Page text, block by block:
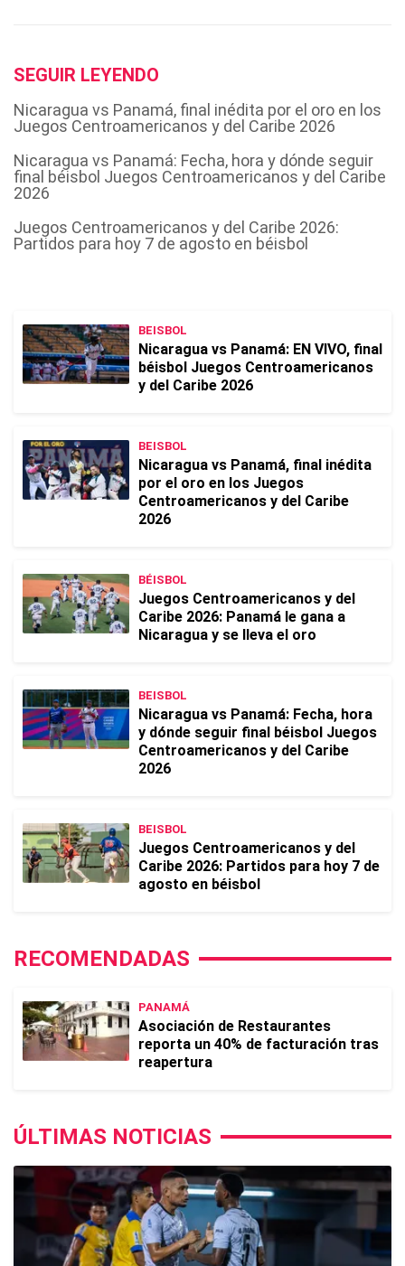
SEGUIR LEYENDO
Nicaragua vs Panamá, final inédita por el oro en los
Juegos Centroamericanos y del Caribe 2026
Nicaragua vs Panamá: Fecha, hora y dónde seguir
final béisbol Juegos Centroamericanos y del Caribe
2026
Juegos Centroamericanos y del Caribe 2026:
Partidos para hoy 7 de agosto en béisbol
BEISBOL
Nicaragua vs Panamá: EN VIVO, final
béisbol Juegos Centroamericanos
y del Caribe 2026
BEISBOL
Nicaragua vs Panamá, final inédita
por el oro en los Juegos
Centroamericanos y del Caribe
2026
BÉISBOL
Juegos Centroamericanos y del
Caribe 2026: Panamá le gana a
Nicaragua y se lleva el oro
BEISBOL
Nicaragua vs Panamá: Fecha, hora
y dónde seguir final béisbol Juegos
Centroamericanos y del Caribe
2026
BEISBOL
Juegos Centroamericanos y del
Caribe 2026: Partidos para hoy 7 de
agosto en béisbol
RECOMENDADAS
PANAMÁ
Asociación de Restaurantes
reporta un 40% de facturación tras
reapertura
ÚLTIMAS NOTICIAS